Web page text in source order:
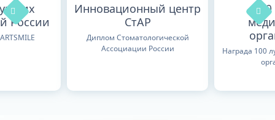
России
Инновационный центр
СтАР
Диплом Стоматологической
Ассоциации России
Награда 100